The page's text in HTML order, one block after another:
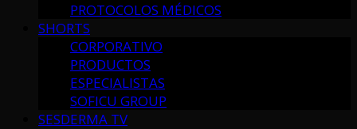
PROTOCOLOS MÉDICOS
SHORTS
CORPORATIVO
PRODUCTOS
ESPECIALISTAS
SOFICU GROUP
SESDERMA TV